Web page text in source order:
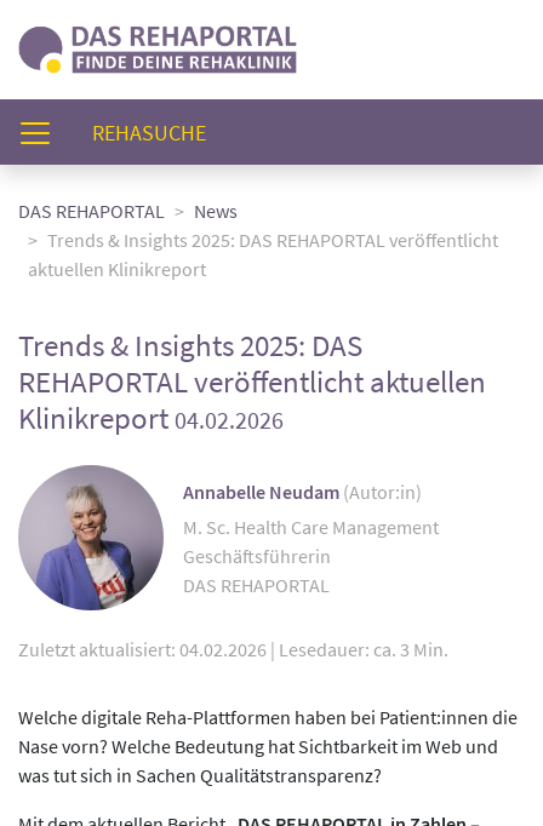
REHASUCHE(AKTUELL)
DAS REHAPORTAL
News
Trends & Insights 2025: DAS REHAPORTAL veröffentlicht
aktuellen Klinikreport
Trends & Insights 2025: DAS
REHAPORTAL veröffentlicht aktuellen
Klinikreport 04.02.2026
Annabelle Neudam (Autor:in)
M. Sc. Health Care Management
Geschäftsführerin
DAS REHAPORTAL
Zuletzt aktualisiert: 04.02.2026 | Lesedauer: ca. 3 Min.
Welche digitale Reha-Plattformen haben bei Patient:innen die
Nase vorn? Welche Bedeutung hat Sichtbarkeit im Web und
was tut sich in Sachen Qualitätstransparenz?